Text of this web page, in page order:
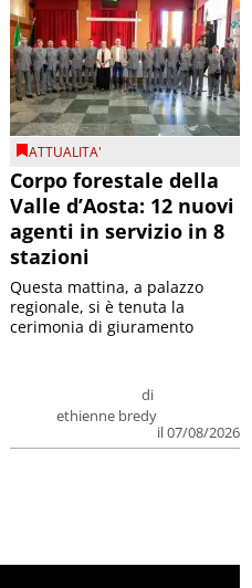
ATTUALITA'
Corpo forestale della
Valle d’Aosta: 12 nuovi
agenti in servizio in 8
stazioni
di
ethienne bredy
il 07/08/2026
Questa mattina, a palazzo
regionale, si è tenuta la
cerimonia di giuramento